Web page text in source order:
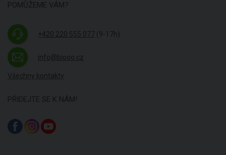
POMŮŽEME VÁM?
+420 220 555 077 (9-17h)
info@biooo.cz
Všechny kontakty
PŘIDEJTE SE K NÁM!